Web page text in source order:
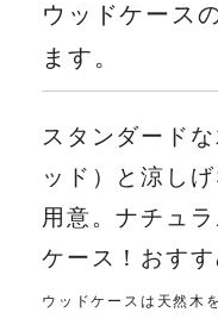
ウッドケース
ます。
スタンダード
ッド）と涼し
用意。ナチュ
ケース！おすす
ウッドケースは天然木